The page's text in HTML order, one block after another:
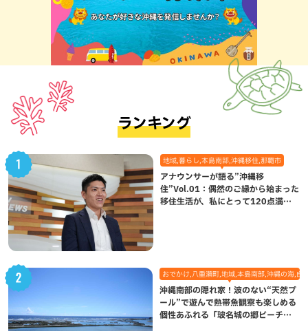
ランキング
地域,暮らし,本島南部,沖縄移住,那覇市
アナウンサーが語る”沖縄移
住”Vol.01：偶然のご縁から始まった
移住生活が、私にとって120点満点
おでかけ,八重瀬町,地域,本島南部,沖縄の海,自
沖縄南部の隠れ家！波のない“天然プ
ール”で遊んで熱帯魚観察も楽しめる
個性あふれる「玻名城の郷ビーチ」